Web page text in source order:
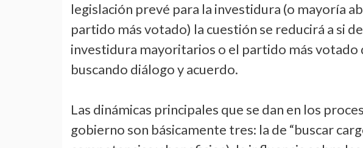
legislación prevé para la investidura (o mayoría
partido más votado) la cuestión se reducirá a si
investidura mayoritarios o el partido más
buscando diálogo y acuerdo.
Las dinámicas principales que se dan en los
gobierno son básicamente tres: la de “buscar